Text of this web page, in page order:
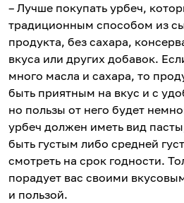
– Лучше покупать урбеч,
традиционным способом из
продукта, без сахара,
вкуса или других добавок.
много масла и сахара, то
быть приятным на вкус и с
но пользы от него будет
урбеч должен иметь вид
быть густым либо средней
смотреть на срок годности.
порадует вас своими
и пользой.